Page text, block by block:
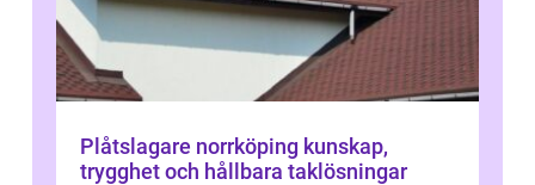
Plåtslagare norrköping kunskap,
trygghet och hållbara taklösningar